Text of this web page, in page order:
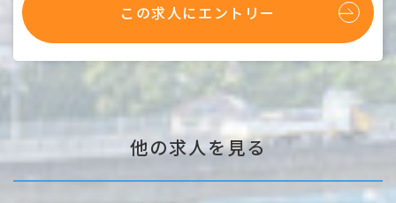
どの事業所もスタッフ間でフォローし合う風土があり、お子
さんの急な体調不良等の場合もお互いに助け合うなど、子育
て世代にも働きやすい職場です。
・いよ福祉用具サービス
・デイサービスセンターたかやなぎ
・デイサービスセンターあがわ
・デイサービスセンターほうゆー温泉
・高齢者施設 あがわの郷
・高齢者施設 グレースフォーユー余戸
この求人にエントリー
他の求人を見る